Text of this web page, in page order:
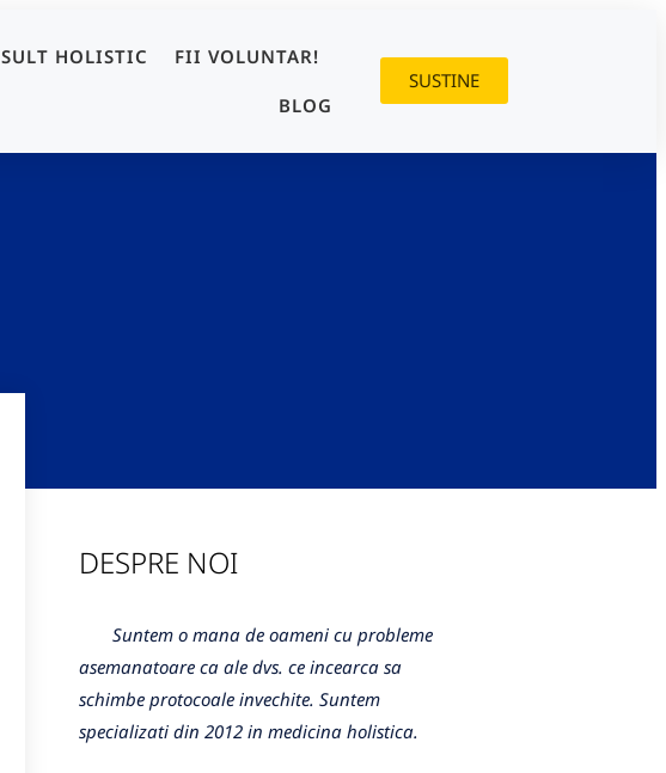
HOLISTIC FII VOLUNTAR!
BLOG
SUSTINE
DESPRE NOI
Suntem o mana de oameni cu probleme
asemanatoare ca ale dvs. ce incearca sa
schimbe protocoale invechite. Suntem
specializati din 2012 in medicina holistica.